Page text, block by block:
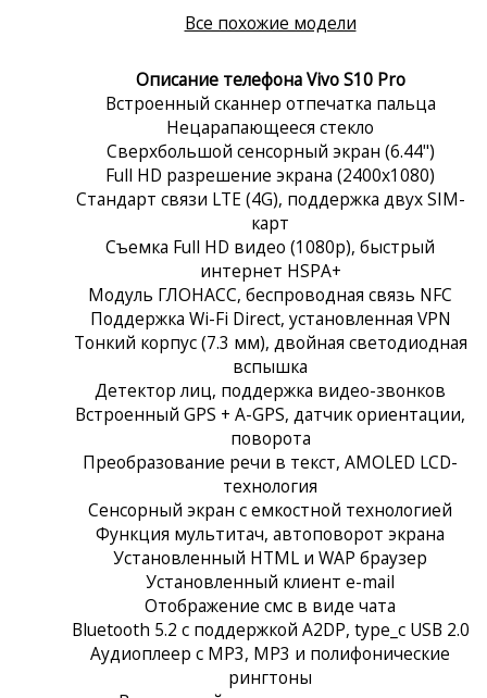
Все похожие модели
Описание телефона Vivo S10 Pro
Встроенный сканнер отпечатка пальца
Нецарапающееся стекло
Сверхбольшой сенсорный экран (6.44")
Full HD разрешение экрана (2400x1080)
Стандарт связи LTE (4G), поддержка двух SIM-
карт
Съемка Full HD видео (1080p), быстрый
интернет HSPA+
Модуль ГЛОНАСС, беспроводная связь NFC
Поддержка Wi-Fi Direct, установленная VPN
Тонкий корпус (7.3 мм), двойная светодиодная
вспышка
Детектор лиц, поддержка видео-звонков
Встроенный GPS + A-GPS, датчик ориентации,
поворота
Преобразование речи в текст, AMOLED LCD-
технология
Сенсорный экран c емкостной технологией
Функция мультитач, автоповорот экрана
Установленный HTML и WAP браузер
Установленный клиент e-mail
Отображение смс в виде чата
Bluetooth 5.2 с поддержкой A2DP, type_c USB 2.0
Аудиоплеер с MP3, MP3 и полифонические
рингтоны